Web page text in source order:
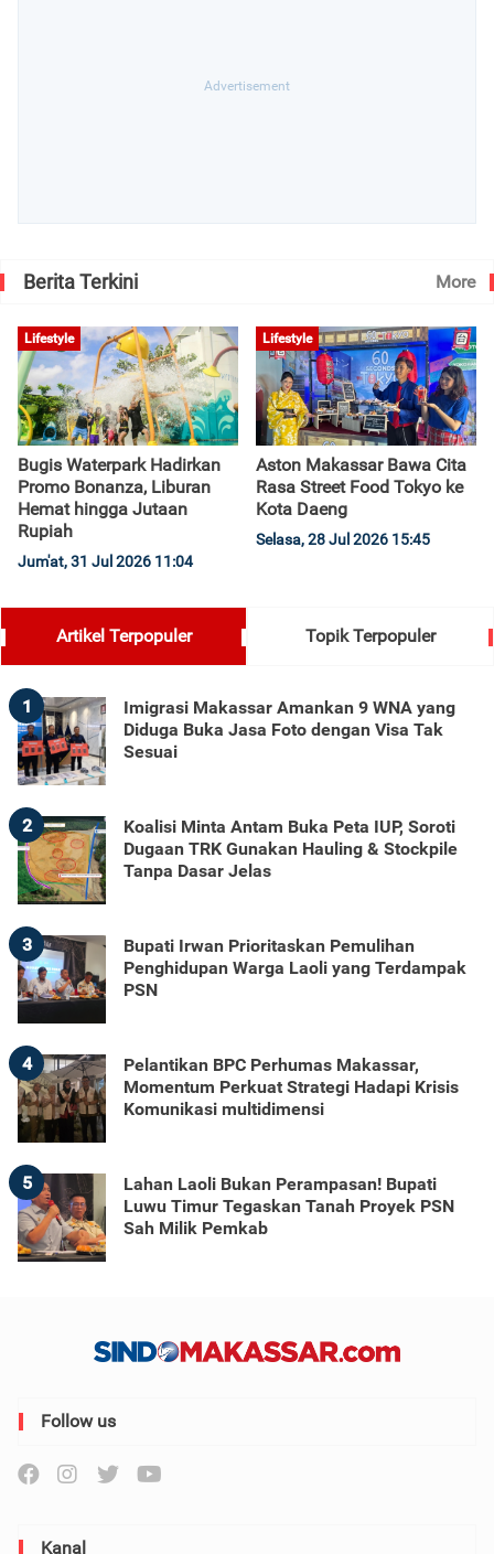
Berita Terkini More
Lifestyle
Bugis Waterpark Hadirkan
Promo Bonanza, Liburan
Hemat hingga Jutaan
Rupiah
Jum'at, 31 Jul 2026 11:04
Lifestyle
Aston Makassar Bawa Cita
Rasa Street Food Tokyo ke
Kota Daeng
Selasa, 28 Jul 2026 15:45
Artikel Terpopuler Topik Terpopuler
1
Imigrasi Makassar Amankan 9 WNA yang
Diduga Buka Jasa Foto dengan Visa Tak
Sesuai
2
Koalisi Minta Antam Buka Peta IUP, Soroti
Dugaan TRK Gunakan Hauling & Stockpile
Tanpa Dasar Jelas
3
Bupati Irwan Prioritaskan Pemulihan
Penghidupan Warga Laoli yang Terdampak
PSN
4
Pelantikan BPC Perhumas Makassar,
Momentum Perkuat Strategi Hadapi Krisis
Komunikasi multidimensi
5
Lahan Laoli Bukan Perampasan! Bupati
Luwu Timur Tegaskan Tanah Proyek PSN
Sah Milik Pemkab
Follow us
Kanal